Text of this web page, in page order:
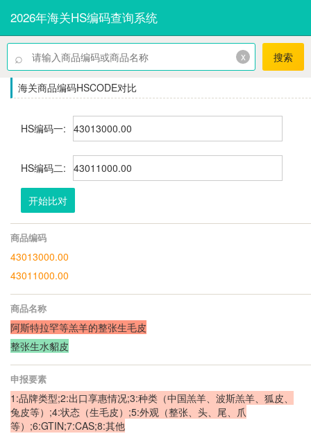
2026年海关HS编码查询系统
⌕ x 搜索
海关商品编码HSCODE对比
HS编码一:
HS编码二:
开始比对
商品编码
43013000.00
43011000.00
商品名称
阿斯特拉罕等羔羊的整张生毛皮
整张生水貂皮
申报要素
1:品牌类型;2:出口享惠情况;3:种类（中国羔羊、波斯羔羊、狐皮、
兔皮等）;4:状态（生毛皮）;5:外观（整张、头、尾、爪
等）;6:GTIN;7:CAS;8:其他